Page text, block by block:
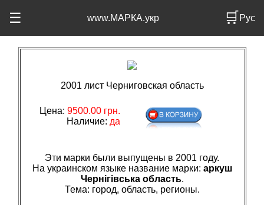
☰ www.МАРКА.укр 🛒Рус
2001 лист Черниговская область
Цена: 9500.00 грн.
Наличие: да
Эти марки были выпущены в 2001 году.
На украинском языке название марки: аркуш
Чернігівська область.
Тема: город, область, регионы.